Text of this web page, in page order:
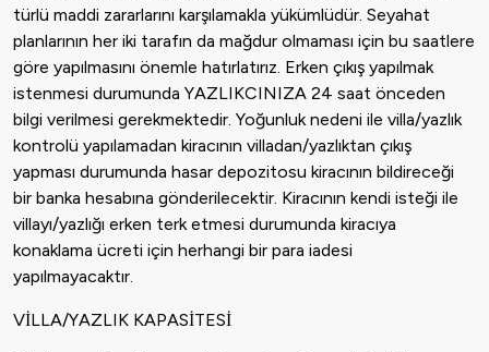
türlü maddi zararlarını karşılamakla yükümlüdür. Seyahat
planlarının her iki tarafın da mağdur olmaması için bu saatlere
göre yapılmasını önemle hatırlatırız. Erken çıkış yapılmak
istenmesi durumunda YAZLIKCINIZA 24 saat önceden
bilgi verilmesi gerekmektedir. Yoğunluk nedeni ile villa/yazlık
kontrolü yapılamadan kiracının villadan/yazlıktan çıkış
yapması durumunda hasar depozitosu kiracının bildireceği
bir banka hesabına gönderilecektir. Kiracının kendi isteği ile
villayı/yazlığı erken terk etmesi durumunda kiracıya
konaklama ücreti için herhangi bir para iadesi
yapılmayacaktır.
VİLLA/YAZLIK KAPASİTESİ